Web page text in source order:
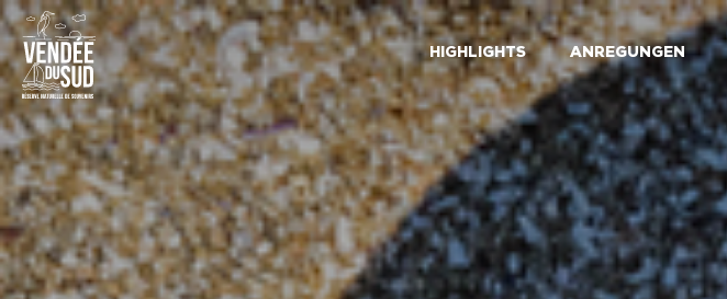
Sud
Vendée
Littoral
TourismusSüd
Vendée
Küste
HIGHLIGHTS ANREGUNGEN